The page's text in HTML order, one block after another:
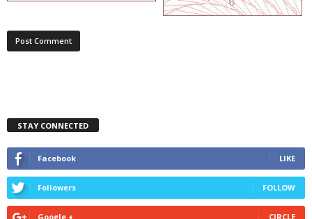
STAY CONNECTED
Facebook LIKE
Followers FOLLOW
Google + CIRCLE